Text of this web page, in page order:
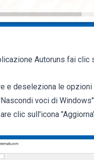
Autoruns fai clic
e deseleziona le opzioni
voci di
clic sull'icona